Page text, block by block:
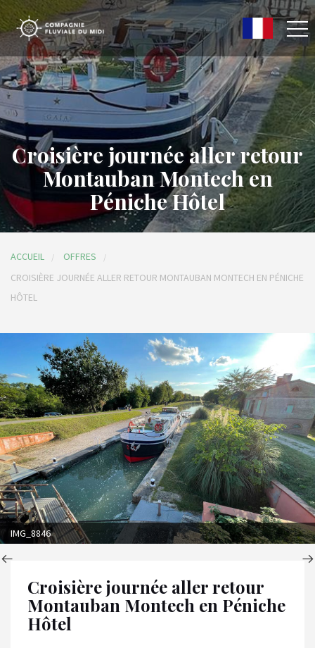
Croisière journée aller retour
Montauban Montech en
Péniche Hôtel
ACCUEIL
OFFRES
CROISIÈRE JOURNÉE ALLER RETOUR MONTAUBAN MONTECH EN PÉNICHE
HÔTEL
IMG_8846
Croisière journée aller retour
Montauban Montech en Péniche
Hôtel